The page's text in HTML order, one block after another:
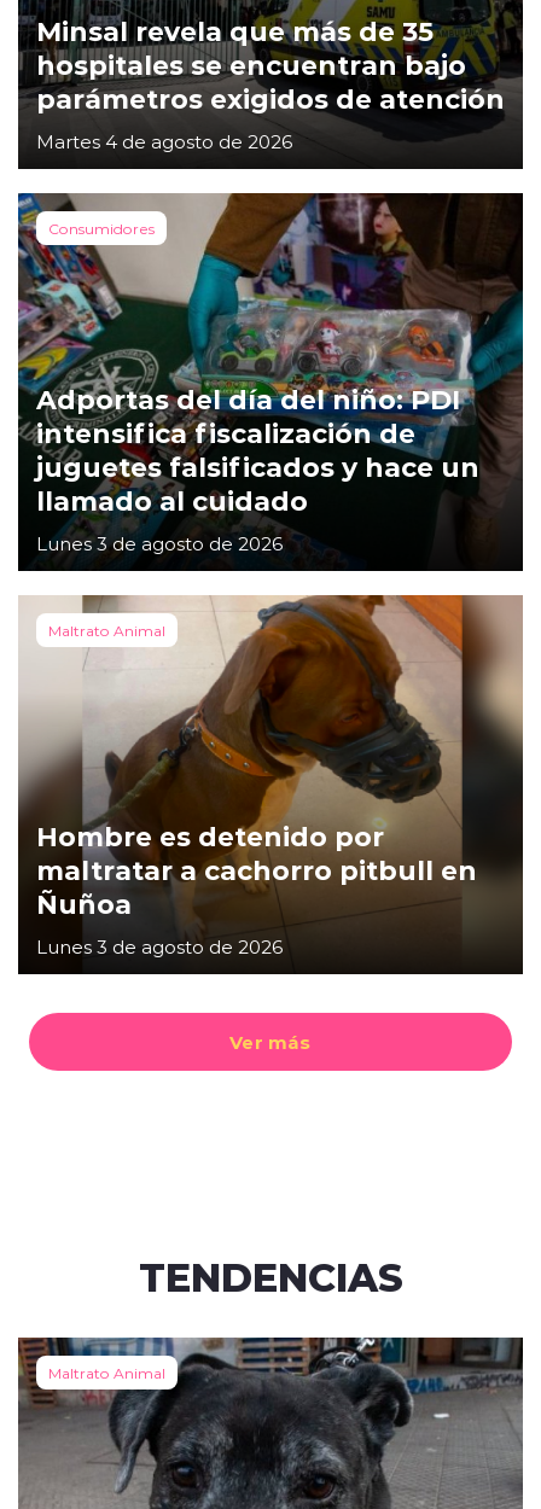
Ver más
Minsal revela que más de 35
hospitales se encuentran bajo
parámetros exigidos de atención
Martes 4 de agosto de 2026
Consumidores
Adportas del día del niño: PDI
intensifica fiscalización de
juguetes falsificados y hace un
llamado al cuidado
Lunes 3 de agosto de 2026
Maltrato Animal
Hombre es detenido por
maltratar a cachorro pitbull en
Ñuñoa
Lunes 3 de agosto de 2026
TENDENCIAS
Maltrato Animal